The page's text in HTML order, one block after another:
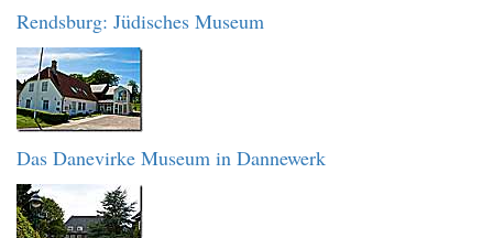
Rendsburg: Jüdisches Museum
Das Danevirke Museum in Dannewerk